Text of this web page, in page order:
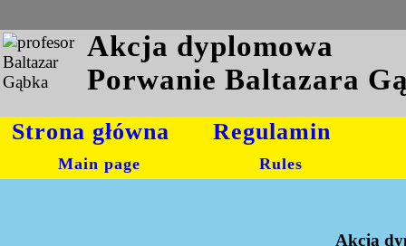
Akcja dyplomowa
Porwanie Baltazara
Strona główna
Main page
Regulamin
Rules
Akcja